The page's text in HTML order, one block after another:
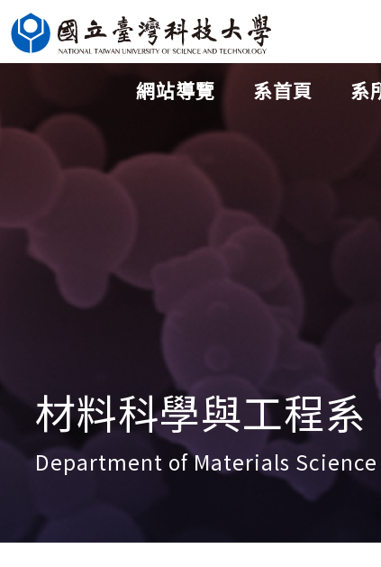
跳
到
內
網站導覽 系首頁 系
材料科學與工程系
Department of Materials